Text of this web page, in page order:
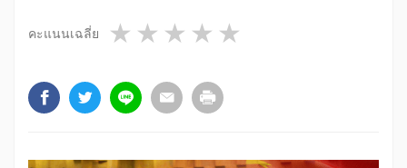
คะแนนเฉลี่ย 4 stars
3 stars
2 stars
1 star